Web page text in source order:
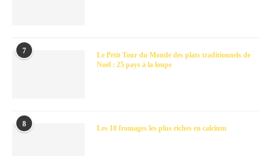
7
Le Petit Tour du Monde des plats traditionnels de
Noël : 25 pays à la loupe
8 Les 10 fromages les plus riches en calcium